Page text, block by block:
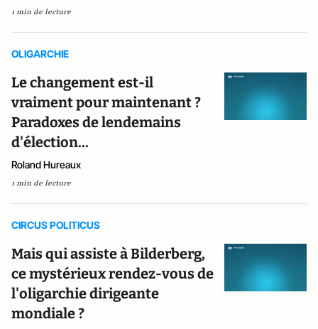
1 min de lecture
OLIGARCHIE
Le changement est-il
vraiment pour maintenant ?
Paradoxes de lendemains
d'élection...
Roland Hureaux
1 min de lecture
CIRCUS POLITICUS
Mais qui assiste à Bilderberg,
ce mystérieux rendez-vous de
l'oligarchie dirigeante
mondiale ?